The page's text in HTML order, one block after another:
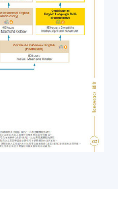
的本地教师。
办理。
们通常不会向成功
果您的入学申请已
地点参加课程的第
的要求。